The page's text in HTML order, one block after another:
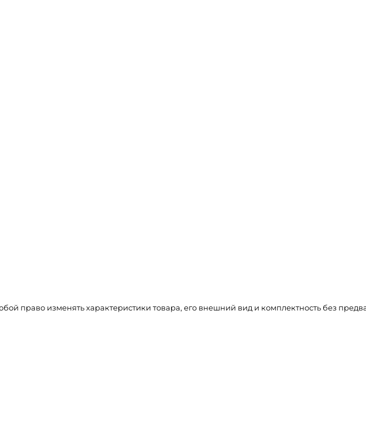
право изменять характеристики товара, его внешний вид и комплектность без